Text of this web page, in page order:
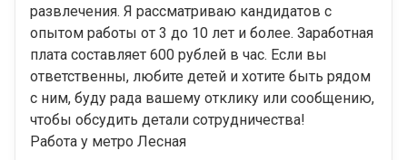
развлечения. Я рассматриваю кандидатов с
опытом работы от 3 до 10 лет и более. Заработная
плата составляет 600 рублей в час. Если вы
ответственны, любите детей и хотите быть рядом
с ним, буду рада вашему отклику или сообщению,
чтобы обсудить детали сотрудничества!
Работа у метро Лесная